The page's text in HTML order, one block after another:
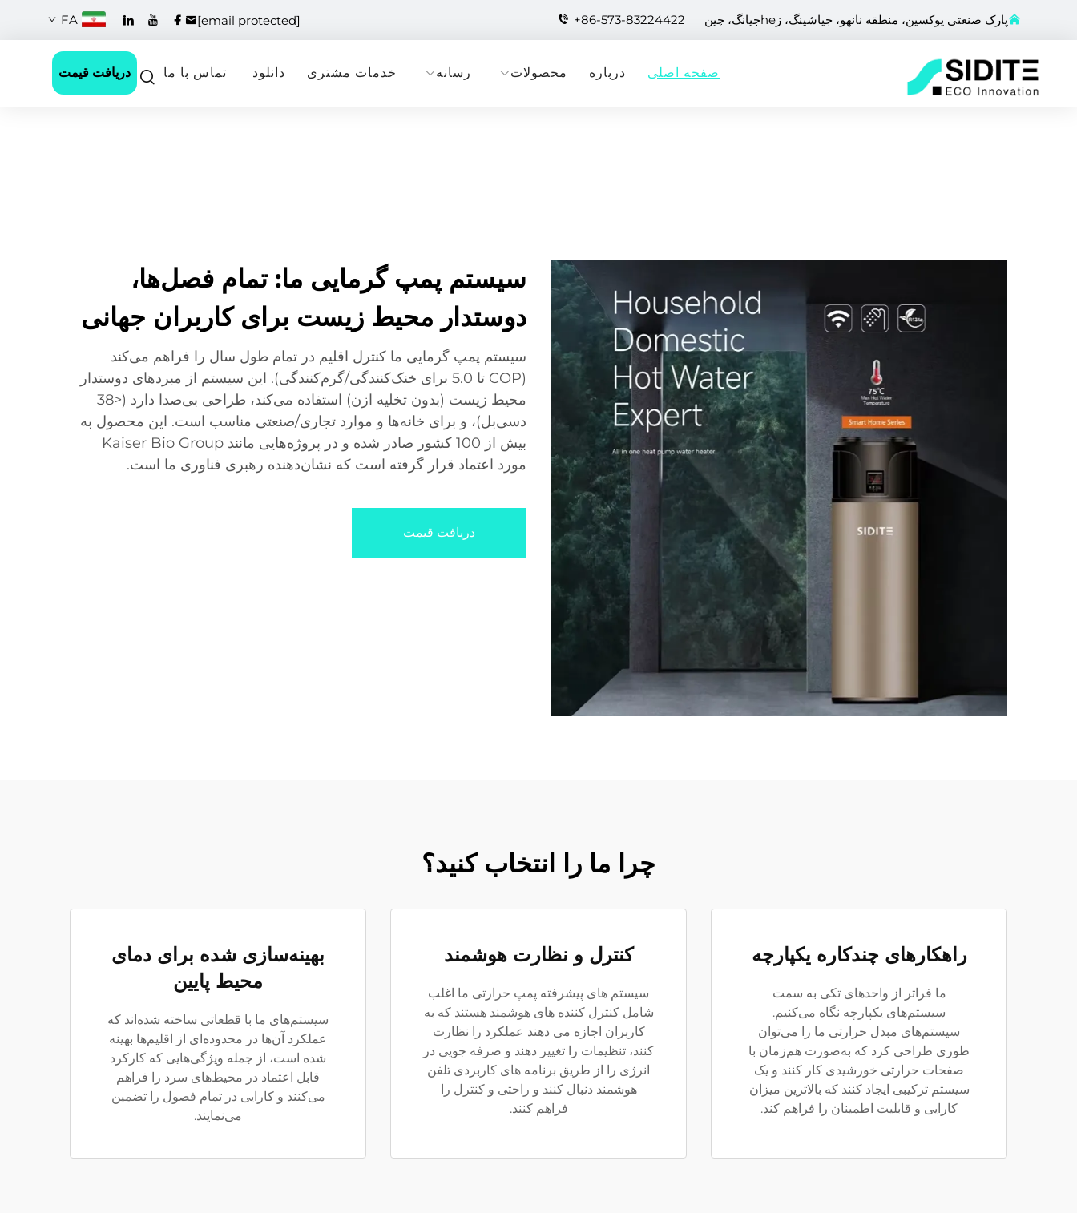
پارک صنعتی یوکسین، منطقه نانهو، جیاشینگ، زheجیانگ، چین +86-573-83224422
[email protected]
FA
صفحه اصلی درباره محصولات رسانه خدمات مشتری دانلود تماس با ما دریافت قیمت
سیستم پمپ گرمایی ما: تمام فصل‌ها،
دوستدار محیط زیست برای کاربران جهانی
سیستم پمپ گرمایی ما کنترل اقلیم در تمام طول سال را فراهم می‌کند
(COP تا 5.0 برای خنک‌کنندگی/گرم‌کنندگی). این سیستم از مبردهای دوستدار
محیط زیست (بدون تخلیه ازن) استفاده می‌کند، طراحی بی‌صدا دارد (<38
دسی‌بل)، و برای خانه‌ها و موارد تجاری/صنعتی مناسب است. این محصول به
بیش از 100 کشور صادر شده و در پروژه‌هایی مانند Kaiser Bio Group
مورد اعتماد قرار گرفته است که نشان‌دهنده رهبری فناوری ما است.
دریافت قیمت
چرا ما را انتخاب کنید؟
راهکارهای چندکاره یکپارچه
ما فراتر از واحدهای تکی به سمت
سیستم‌های یکپارچه نگاه می‌کنیم.
سیستم‌های مبدل حرارتی ما را می‌توان
طوری طراحی کرد که به‌صورت هم‌زمان با
صفحات حرارتی خورشیدی کار کنند و یک
سیستم ترکیبی ایجاد کنند که بالاترین میزان
کارایی و قابلیت اطمینان را فراهم کند.
کنترل و نظارت هوشمند
سیستم های پیشرفته پمپ حرارتی ما اغلب
شامل کنترل کننده های هوشمند هستند که به
کاربران اجازه می دهند عملکرد را نظارت
کنند، تنظیمات را تغییر دهند و صرفه جویی در
انرژی را از طریق برنامه های کاربردی تلفن
هوشمند دنبال کنند و راحتی و کنترل را
فراهم کنند.
بهینه‌سازی شده برای دمای
محیط پایین
سیستم‌های ما با قطعاتی ساخته شده‌اند که
عملکرد آن‌ها در محدوده‌ای از اقلیم‌ها بهینه
شده است، از جمله ویژگی‌هایی که کارکرد
قابل اعتماد در محیط‌های سرد را فراهم
می‌کنند و کارایی در تمام فصول را تضمین
می‌نمایند.